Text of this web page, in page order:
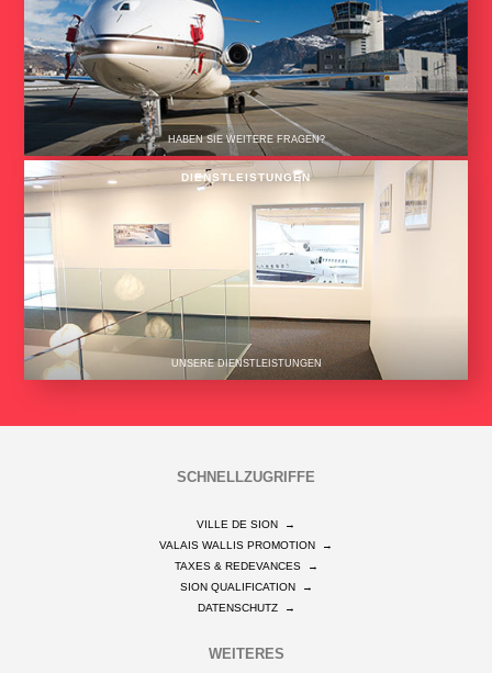
HABEN SIE WEITERE FRAGEN?
DIENSTLEISTUNGEN
UNSERE DIENSTLEISTUNGEN
SCHNELLZUGRIFFE
VILLE DE SION
→
VALAIS WALLIS PROMOTION
→
TAXES & REDEVANCES
→
SION QUALIFICATION
→
DATENSCHUTZ
→
WEITERES